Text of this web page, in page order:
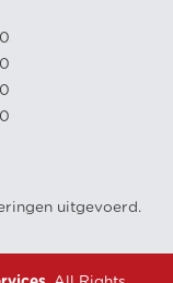
uitgevoerd.